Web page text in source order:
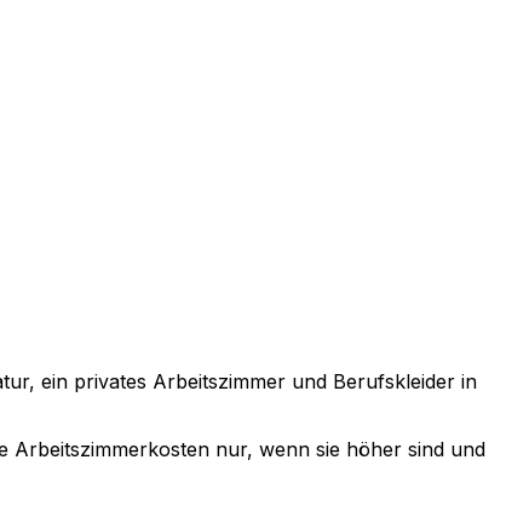
ein privates Arbeitszimmer und Berufskleider in
Arbeitszimmerkosten nur, wenn sie höher sind und